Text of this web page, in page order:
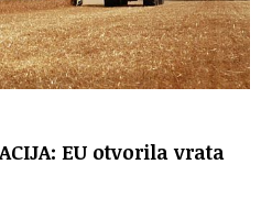
EU otvorila vrata